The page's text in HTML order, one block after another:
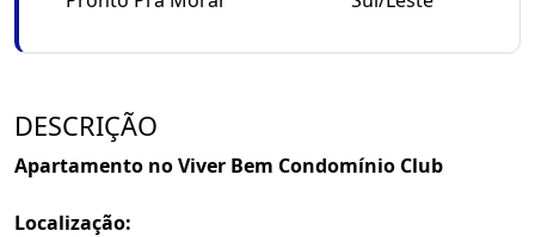
DESCRIÇÃO
Apartamento no Viver Bem Condomínio Club
Localização: